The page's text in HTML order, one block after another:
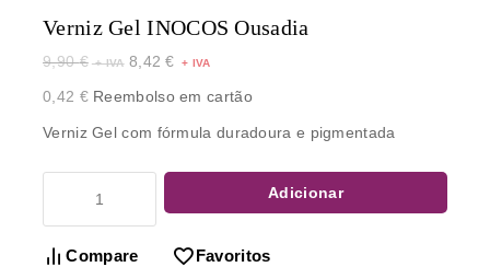
Verniz Gel INOCOS Ousadia
9,90€ 8,42€
0,42 €Reembolso em cartão
Verniz Gel com fórmula duradoura e pigmentada
Adicionar
Compare Favoritos